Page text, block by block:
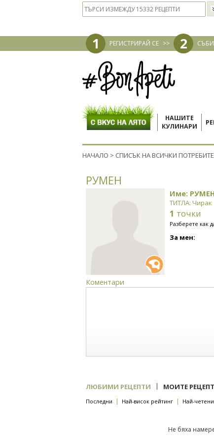
1 РЕГИСТРИРАЙ СЕ >> 2
НАШИТЕ
КУЛИНАРИ
НАЧАЛО > СПИСЪК НА ВСИЧКИ
РУМЕН
Име:
ТИТЛА: Чирак
1 точки
Разберете как
За мен:
Коментари
ЛЮБИМИ РЕЦЕПТИ | МОИТЕ
Последни | Най-висок рейтинг | Най-четени
Не бяха